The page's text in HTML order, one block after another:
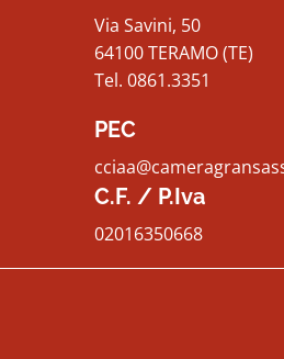
Via Savini, 50
64100 TERAMO (TE)
Tel. 0861.3351
PEC
C.F. / P.Iva
02016350668